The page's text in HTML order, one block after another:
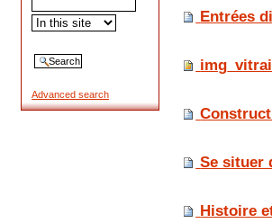
Advanced search
Entrées
Se situer
Histoire